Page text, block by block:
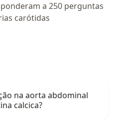
a 250 perguntas
carótidas
na aorta abdominal
calcica?